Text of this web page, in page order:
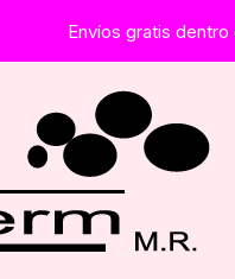
Envíos gratis